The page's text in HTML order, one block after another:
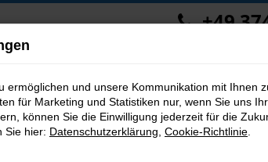
+49
und unsere Kommunikation mit Ihnen
für Marketing und Statistiken nur, wenn Sie uns
können Sie die Einwilligung jederzeit für die
Sie hier: Datenschutzerklärung Cookie-Richtlinie